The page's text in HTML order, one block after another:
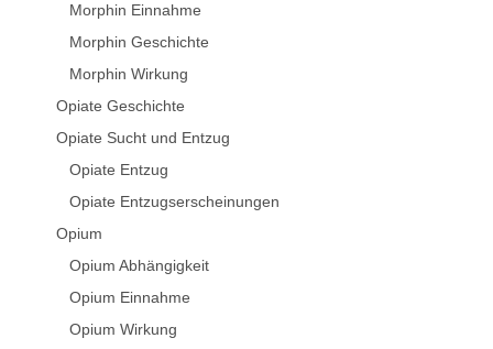
Morphin Einnahme
Morphin Geschichte
Morphin Wirkung
Opiate Geschichte
Opiate Sucht und Entzug
Opiate Entzug
Opiate Entzugserscheinungen
Opium
Opium Abhängigkeit
Opium Einnahme
Opium Wirkung